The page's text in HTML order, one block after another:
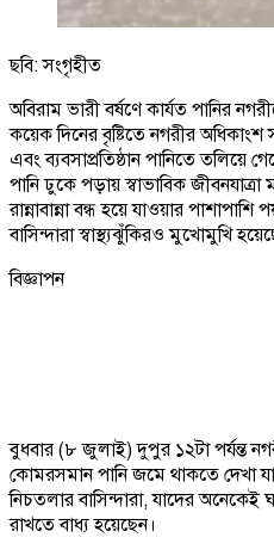
ছবি: সংগৃহীত
অবিরাম ভারী বর্ষণে কার্যত পানির
কয়েক দিনের বৃষ্টিতে নগরীর
এবং ব্যবসাপ্রতিষ্ঠান পানিতে তলিয়ে
পানি ঢুকে পড়ায় স্বাভাবিক জীবনযাত্রা
রান্নাবান্না বন্ধ হয়ে যাওয়ার
বাসিন্দারা স্বাস্থ্যঝুঁকিরও মুখোমুখি
বিজ্ঞাপন
বুধবার (৮ জুলাই) দুপুর ১২টা পর্যন্ত
কোমরসমান পানি জমে থাকতে দেখা
নিচতলার বাসিন্দারা, যাদের অনেকেই
রাখতে বাধ্য হয়েছেন।